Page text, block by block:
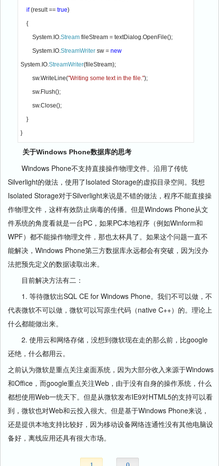
if (result == true)
    {
        System.IO.
Stream fileStream = textDialog.OpenFile();
        System.IO.
StreamWriter sw =
System.IO. StreamWriter(fileStream);
        sw.WriteLine(
"Writing some text in the file.");
        sw.Flush();
        sw.Close();
    }
}
关于Windows Phone数据库的思考
Windows Phone不支持直接操作物理文件。沿用了传统
Silverlight的做法，使用了Isolated Storage的虚拟目录空间。我想
Isolated Storage对于Silverlight来说是不错的做法，程序不能直接操
作物理文件，这样有效防止病毒的传播。但是Windows Phone从文
件系统的角度看就是一台PC，如果PC本地程序（例如Winform和
WPF）都不能操作物理文件，那也太杯具了。如果这个问题一直不
能解决，Windows Phone第三方数据库永远都会有突破，因为没办
法把预先定义的数据读取出来。
目前解决方法有二：
1. 等待微软出SQL CE for Windows Phone。我们不可以做，不
代表微软不可以做，微软可以写原生代码（native C++）的。理论上
什么都能做出来。
2. 使用云和网络存储，没想到微软现在走的那么前，比google
还绝，什么都用云。
之前认为微软是重点关注桌面系统，因为大部分收入来源于Windows
和Office，而google重点关注Web，由于没有自身的操作系统，什么
都想使用Web一统天下。但是从微软发布IE9对HTML5的支持可以看
到，微软也对Web和云投入很大。但是基于Windows Phone来说，
还是提供本地支持比较好，因为移动设备网络连通性没有其他电脑设
备好，离线应用还具有很大市场。